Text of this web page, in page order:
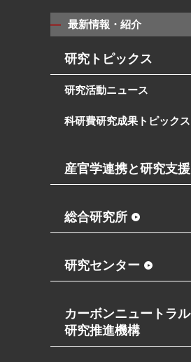
最新情報・紹介
研究トピックス
研究活動ニュース
科研費研究成果トピックス
産官学連携と研究支援
総合研究所
研究センター
カーボンニュートラル
研究推進機構